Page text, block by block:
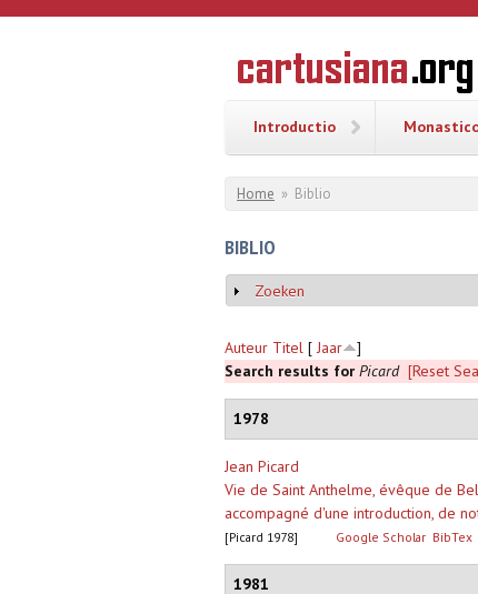
Overslaan en naar de inhoud gaan
Geschiedenis
van de
Introductio
U bent hier
Home » Biblio
BIBLIO
Weergeven
Zoeken
Auteur Titel [ Jaar
]
Search results for Picard [Reset
1978
Jean Picard
Vie de Saint Anthelme, évêque de
accompagné d'une introduction, de
[Picard 1978] Google Scholar BibTex
1981